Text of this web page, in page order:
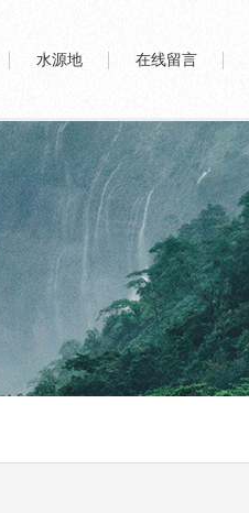
水源地 在线留言